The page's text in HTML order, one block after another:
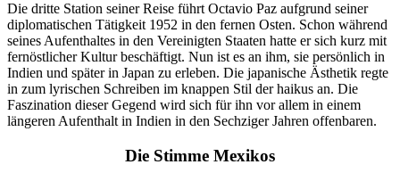
Die dritte Station seiner Reise führt Octavio Paz aufgrund seiner
diplomatischen Tätigkeit 1952 in den fernen Osten. Schon während
seines Aufenthaltes in den Vereinigten Staaten hatte er sich kurz mit
fernöstlicher Kultur beschäftigt. Nun ist es an ihm, sie persönlich in
Indien und später in Japan zu erleben. Die japanische Ästhetik regte
in zum lyrischen Schreiben im knappen Stil der haikus an. Die
Faszination dieser Gegend wird sich für ihn vor allem in einem
längeren Aufenthalt in Indien in den Sechziger Jahren offenbaren.
Die Stimme Mexikos